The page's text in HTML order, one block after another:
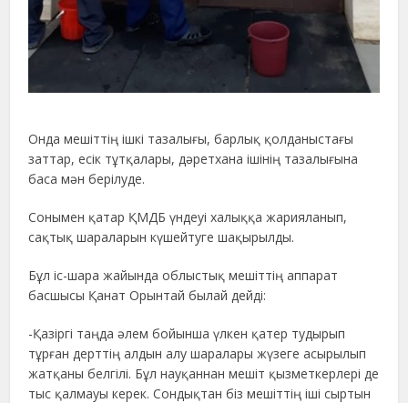
Онда мешіттің ішкі тазалығы, барлық қолданыстағы
заттар, есік тұтқалары, дәретхана ішінің тазалығына
баса мән берілуде.
Сонымен қатар ҚМДБ үндеуі халыққа жарияланып,
сақтық шараларын күшейтуге шақырылды.
Бұл іс-шара жайында облыстық мешіттің аппарат
басшысы Қанат Орынтай былай дейді:
-Қазіргі таңда әлем бойынша үлкен қатер тудырып
тұрған дерттің алдын алу шаралары жүзеге асырылып
жатқаны белгілі. Бұл науқаннан мешіт қызметкерлері де
тыс қалмауы керек. Сондықтан біз мешіттің іші сыртын